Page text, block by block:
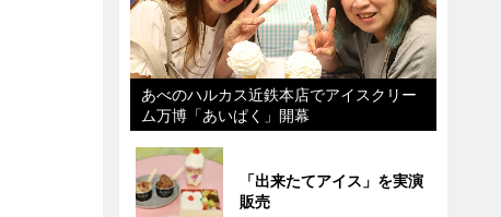
あべのハルカス近鉄本店でアイスクリー
ム万博「あいぱく」開幕
「出来たてアイス」を実演
販売